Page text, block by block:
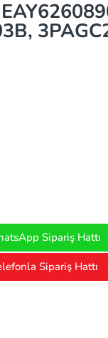
Sipariş Hattı
Sipariş Hattı